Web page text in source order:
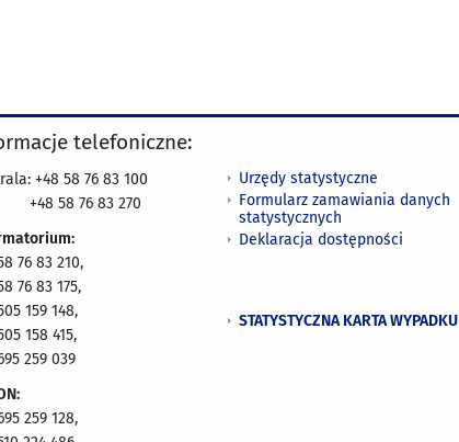
telefoniczne:
+48 58 76 83 100
+48 58 76 83 270
76 83 210,
76 83 175,
159 148,
158 415,
259 039
259 128,
Urzędy statystyczne
Formularz zamawiania danych
statystycznych
Deklaracja dostępności
STATYSTYCZNA KARTA WYPADKU